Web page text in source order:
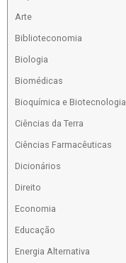
Arte
Biblioteconomia
Biologia
Biomédicas
Bioquímica e Biotecnologia
Ciências da Terra
Ciências Farmacêuticas
Dicionários
Direito
Economia
Educação
Energia Alternativa